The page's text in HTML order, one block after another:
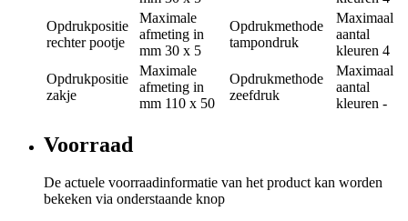
Opdrukpositie
rechter pootje
Maximale
afmeting in
mm 30 x 5
Opdrukmethode
tampondruk
Maximaal
aantal
kleuren 4
Opdrukpositie
zakje
Maximale
afmeting in
mm 110 x 50
Opdrukmethode
zeefdruk
Maximaal
aantal
kleuren -
Voorraad
De actuele voorraadinformatie van het product kan worden
bekeken via onderstaande knop